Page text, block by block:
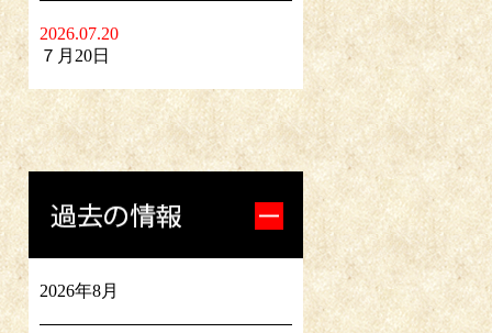
2026.07.20
７月20日
2026年8月